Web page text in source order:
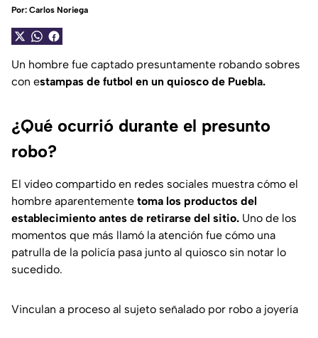
Por: Carlos Noriega
Un hombre fue captado presuntamente robando sobres
con estampas de futbol en un quiosco de Puebla.
¿Qué ocurrió durante el presunto
robo?
El video compartido en redes sociales muestra cómo el
hombre aparentemente toma los productos del
establecimiento antes de retirarse del sitio. Uno de los
momentos que más llamó la atención fue cómo una
patrulla de la policía pasa junto al quiosco sin notar lo
sucedido.
Vinculan a proceso al sujeto señalado por robo a joyería